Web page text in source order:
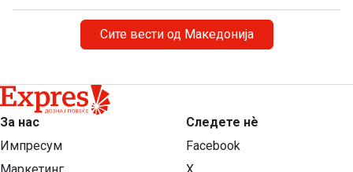
Сите вести од Македонија
За нас
Импресум
Следете нѐ
Facebook